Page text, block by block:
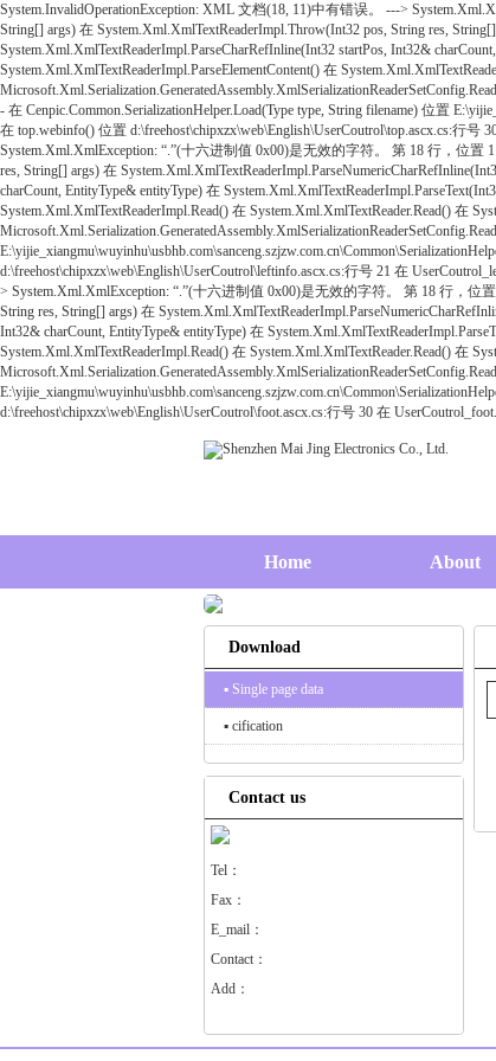
System.InvalidOperationException: XML 文档(18, 11)中有错误。 --->
String[] args) 在 System.Xml.XmlTextReaderImpl.Throw(Int32 pos, String res,
System.Xml.XmlTextReaderImpl.ParseCharRefInline(Int32 startPos, Int32&
System.Xml.XmlTextReaderImpl.ParseElementContent() 在
- 在 Cenpic.Common.SerializationHelper.Load(Type type, String filename) 位置
在 top.webinfo() 位置 d:\freehost\chipxzx\web\English\UserCoutrol\top.ascx.cs:行号
System.Xml.XmlException: “.”(十六进制值 0x00)是无效的字符。 第 18 行，位置
res, String[] args) 在
charCount, EntityType& entityType) 在
System.Xml.XmlTextReaderImpl.Read() 在 System.Xml.XmlTextReader.Read() 在
d:\freehost\chipxzx\web\English\UserCoutrol\leftinfo.ascx.cs:行号 21 在
> System.Xml.XmlException: “.”(十六进制值 0x00)是无效的字符。 第 18 行，位
String res, String[] args) 在
Int32& charCount, EntityType& entityType) 在
System.Xml.XmlTextReaderImpl.Read() 在 System.Xml.XmlTextReader.Read() 在
d:\freehost\chipxzx\web\English\UserCoutrol\foot.ascx.cs:行号 30 在
Home About
Download
▪ Single page data
▪ cification
Contact us
Tel：
Fax：
E_mail：
Contact：
Add：